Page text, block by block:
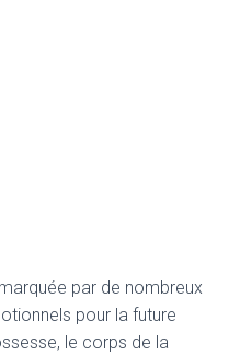
par de nombreux
pour la future
le corps de la